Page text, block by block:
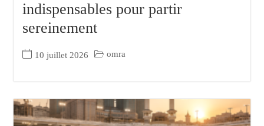
indispensables pour partir
sereinement
10 juillet 2026 omra